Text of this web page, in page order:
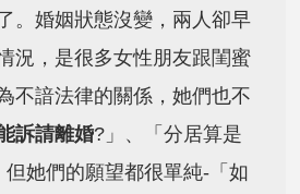
。婚姻狀態沒變，兩人卻早
況，是很多女性朋友跟閨蜜
不諳法律的關係，她們也不
訴請離婚?」、「分居算是
她們的願望都很單純-「如